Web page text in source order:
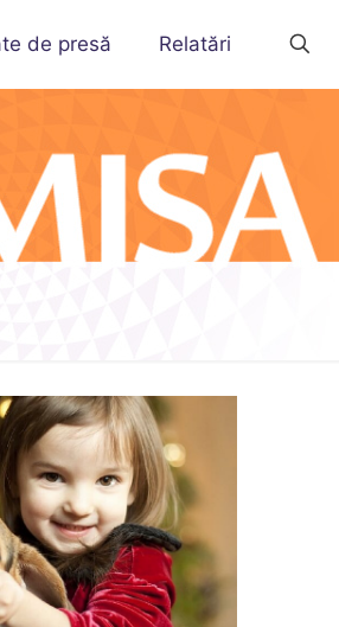
de presă Relatări